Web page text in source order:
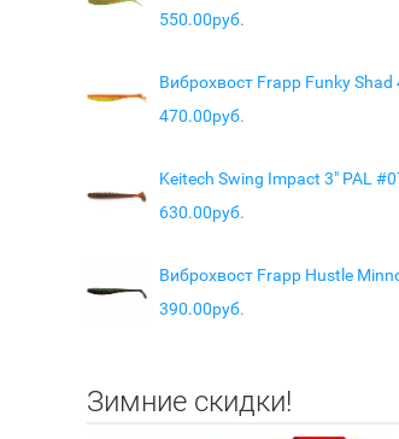
550.00руб.
470.00руб.
630.00руб.
390.00руб.
Зимние скидки!